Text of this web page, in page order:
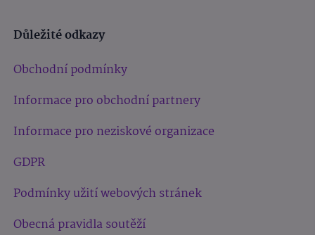
Důležité odkazy
Obchodní podmínky
Informace pro obchodní partnery
Informace pro neziskové organizace
GDPR
Podmínky užití webových stránek
Obecná pravidla soutěží